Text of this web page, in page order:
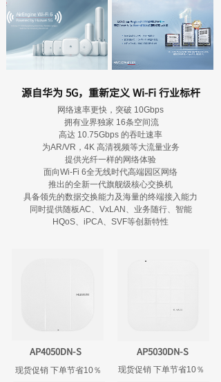
源自华为 5G，重新定义 Wi-Fi 行业标杆
网络速率更快，突破 10Gbps
拥有业界独家 16条空间流
高达 10.75Gbps 的吞吐速率
为AR/VR，4K 高清视频等大流量业务
提供光纤一样的网络体验
面向Wi-Fi 6全无线时代高端园区网络
推出的全新一代旗舰级核心交换机
具备领先的数据交换能力及海量的终端接入能力
同时提供随板AC、VxLAN、业务随行、智能
HQoS、iPCA、SVF等创新特性
AP4050DN-S AP5030DN-S
现货促销 下单节省10％ 现货促销 下单节省10％